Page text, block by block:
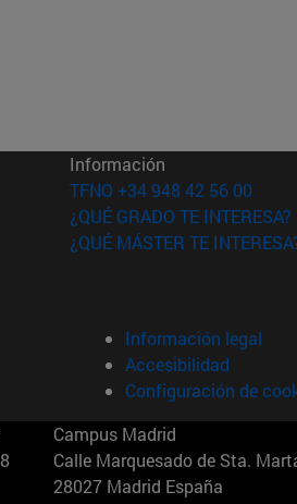
ventana)
ventana)
en nueva ventana)
en nueva ventana)
Información
TFNO +34 948 42 56 00
¿QUÉ GRADO TE INTERESA?
¿QUÉ MÁSTER TE
Información legal
Accesibilidad
Configuración de
Campus Madrid
Calle Marquesado de Sta.
28027 Madrid España